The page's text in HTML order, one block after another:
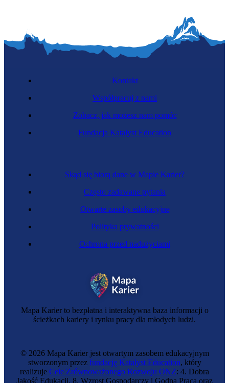
Metaloplastyczka
Mapa Karier to bezpłatna i interaktywna baza informacji o
ścieżkach kariery i rynku pracy dla młodych ludzi.
Skąd się biorą dane w Mapie Karier?
Często zadawane pytania
Otwarte zasoby edukacyjne
Polityka prywatności
Ochrona przed nadużyciami
Kontakt
Współpracuj z nami
Zobacz, jak możesz nam pomóc
Fundacja Katalyst Education
© 2026 Mapa Karier jest otwartym zasobem edukacyjnym
stworzonym przez fundację Katalyst Education, który
realizuje Cele Zrównoważonego Rozwoju ONZ: 4. Dobra
Jakość Edukacji, 8. Wzrost Gospodarczy i Godna Praca oraz